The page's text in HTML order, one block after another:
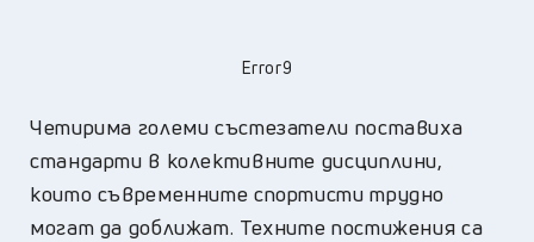
Error9
Четирима големи състезатели поставиха
стандарти в колективните дисциплини,
които съвременните спортисти трудно
могат да доближат. Техните постижения са